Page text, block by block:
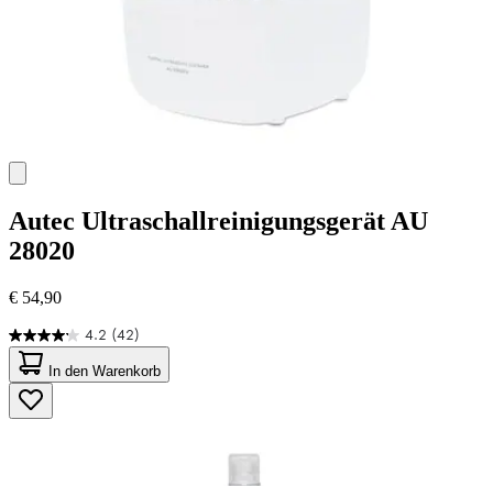
Autec Ultraschallreinigungsgerät AU
28020
€ 54,90
4.2 (42)
4.2
von
5
Sternen.
42
In den Warenkorb